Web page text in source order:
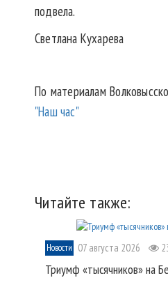
подвела.
Светлана Кухарева
По материалам
"Наш час"
Читайте также:
Новости 07 августа 2026
Триумф «тысячников» на